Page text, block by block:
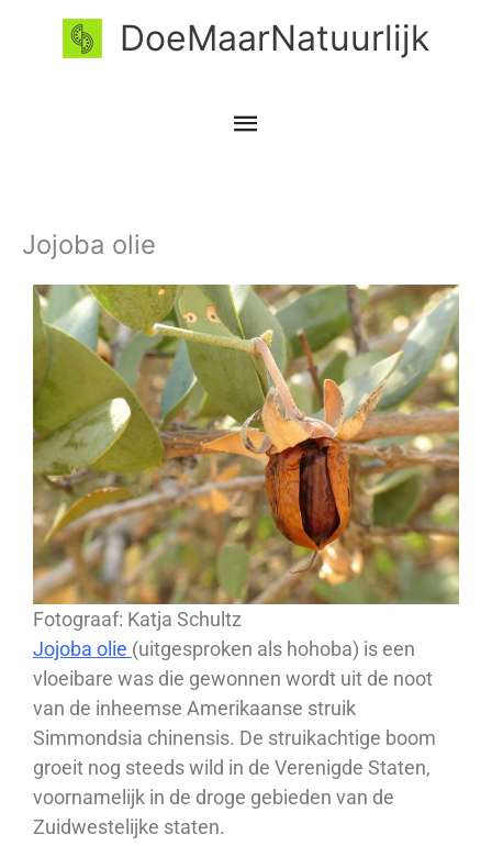
DoeMaarNatuurlijk
Hoofdmenu
Jojoba olie
Fotograaf: Katja Schultz
Jojoba olie (uitgesproken als hohoba) is een
vloeibare was die gewonnen wordt uit de noot
van de inheemse Amerikaanse struik
Simmondsia chinensis. De struikachtige boom
groeit nog steeds wild in de Verenigde Staten,
voornamelijk in de droge gebieden van de
Zuidwestelijke staten.